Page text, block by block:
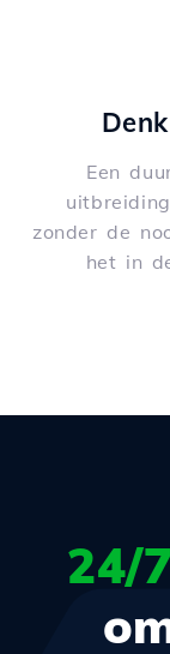
Een
zonder de
het in
24/7